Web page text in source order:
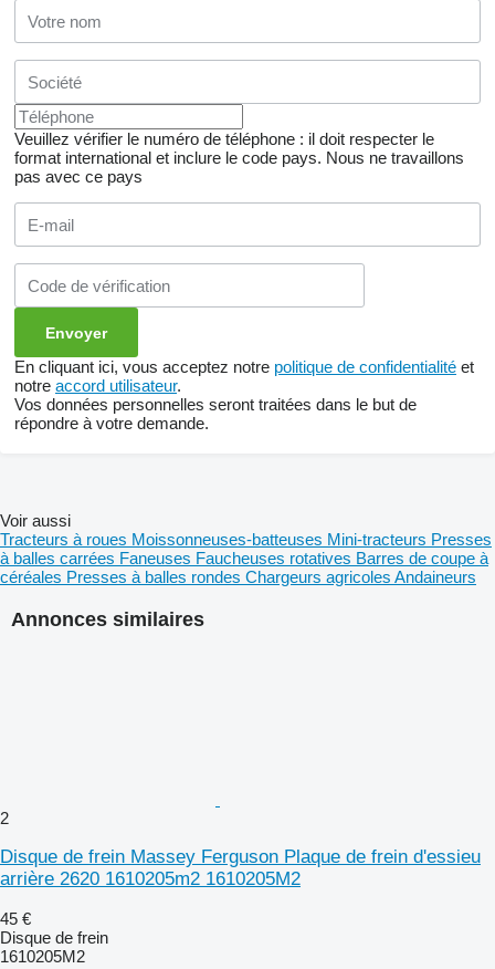
Veuillez vérifier le numéro de téléphone : il doit respecter le
format international et inclure le code pays. Nous ne travaillons
pas avec ce pays
En cliquant ici, vous acceptez notre politique de confidentialité et
notre accord utilisateur.
Vos données personnelles seront traitées dans le but de
répondre à votre demande.
Annonces similaires
2
Disque de frein Massey Ferguson Plaque de frein d'essieu
arrière 2620 1610205m2 1610205M2
45 €
Disque de frein
1610205M2
Voir aussi
Tracteurs à roues Moissonneuses-batteuses Mini-tracteurs Presses
à balles carrées Faneuses Faucheuses rotatives Barres de coupe à
céréales Presses à balles rondes Chargeurs agricoles Andaineurs